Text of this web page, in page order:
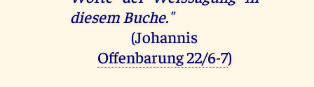
diesem Buche."
(Johannis
Offenbarung 22/6-7)